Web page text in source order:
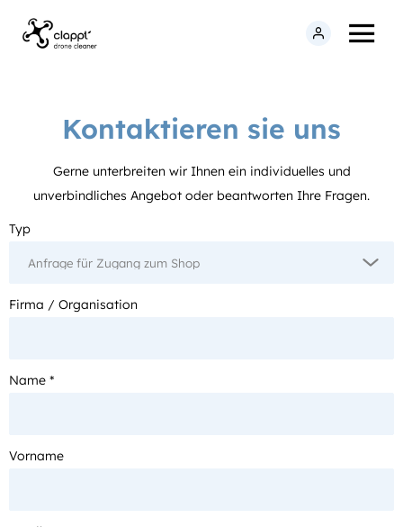
Kontaktieren sie uns
Gerne unterbreiten wir Ihnen ein individuelles und
unverbindliches Angebot oder beantworten Ihre Fragen.
Typ
Firma / Organisation
Name *
Vorname